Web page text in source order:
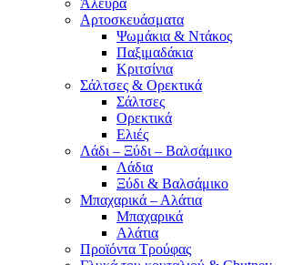
Άλευρα
Αρτοσκευάσματα
Ψωμάκια & Ντάκος
Παξιμαδάκια
Κριτσίνια
Σάλτσες & Ορεκτικά
Σάλτσες
Ορεκτικά
Ελιές
Λάδι – Ξύδι – Βαλσάμικο
Λάδια
Ξύδι & Βαλσάμικο
Μπαχαρικά – Αλάτια
Μπαχαρικά
Αλάτια
Προϊόντα Τρούφας